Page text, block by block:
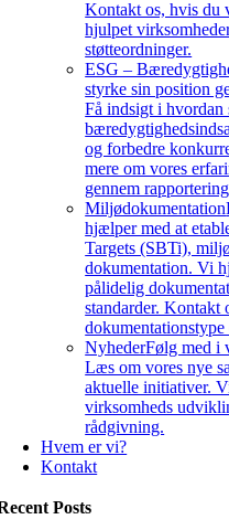
Kontakt os, hvis du
hjulpet
støtteordninger.
ESG –
styrke sin position
Få indsigt i hvordan
og forbedre
mere om vores
gennem
Miljødokumentation
hjælper med at
Targets (SBTi),
dokumentation. Vi
pålidelig
standarder. Kontakt
dokumentationstype
NyhederFølg med i
Læs om vores nye
aktuelle initiativer.
virksomheds
rådgivning.
Hvem er vi?
Kontakt
Posts